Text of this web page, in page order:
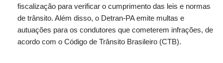
fiscalização para verificar o cumprimento das leis e normas
de trânsito. Além disso, o Detran-PA emite multas e
autuações para os condutores que cometerem infrações, de
acordo com o Código de Trânsito Brasileiro (CTB).